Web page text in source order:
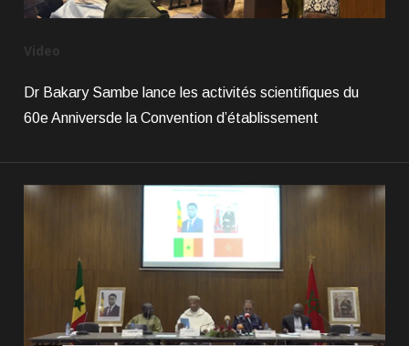
Video
Dr Bakary Sambe lance les activités scientifiques du
60e Anniversde la Convention d’établissement